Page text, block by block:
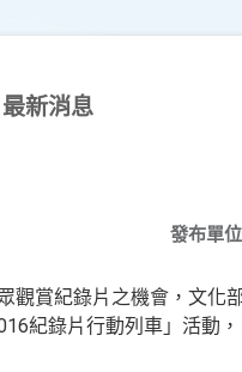
最新消息
發布單位
觀賞紀錄片之機會，文化
紀錄片行動列車」活動